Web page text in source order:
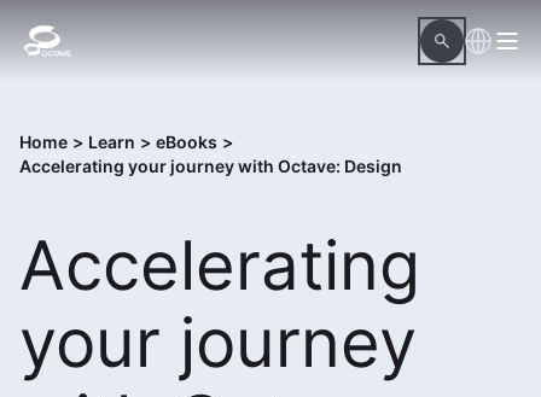
Home > Learn > eBooks >
Accelerating your journey with Octave: Design
Accelerating
your journey